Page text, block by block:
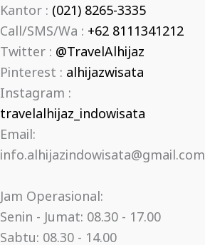
Kantor : (021) 8265-3335
Call/SMS/Wa : +62 8111341212
Twitter : @TravelAlhijaz
Pinterest : alhijazwisata
Instagram :
travelalhijaz_indowisata
Email:
info.alhijazindowisata@gmail.com
Jam Operasional:
Senin - Jumat: 08.30 - 17.00
Sabtu: 08.30 - 14.00